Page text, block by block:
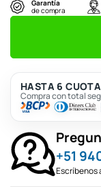
era:
S/
Garantía
de compra
HASTA 6
Compra con total
+51
Escríbenos